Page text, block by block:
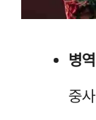
병역
중